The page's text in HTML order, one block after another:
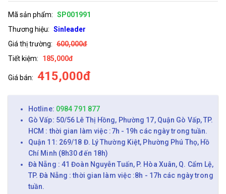
Mã sản phẩm: SP001991
Thương hiệu: Sinleader
Giá thị trường: 600,000đ
Tiết kiệm:
185,000đ
Giá bán: 415,000đ
Hotline: 0984 791 877
Gò Vấp: 50/56 Lê Thị Hồng, Phường 17, Quận Gò Vấp, TP.
HCM : thời gian làm việc :7h - 19h các ngày trong tuần.
Quận 11: 269/18 Đ. Lý Thường Kiệt, Phường Phú Thọ, Hồ
Chí Minh (8h30 đến 18h)
Đà Nẵng : 41 Đoàn Nguyễn Tuấn, P. Hòa Xuân, Q. Cẩm Lệ,
TP. Đà Nẵng : thời gian làm việc :8h - 17h các ngày trong
tuần.